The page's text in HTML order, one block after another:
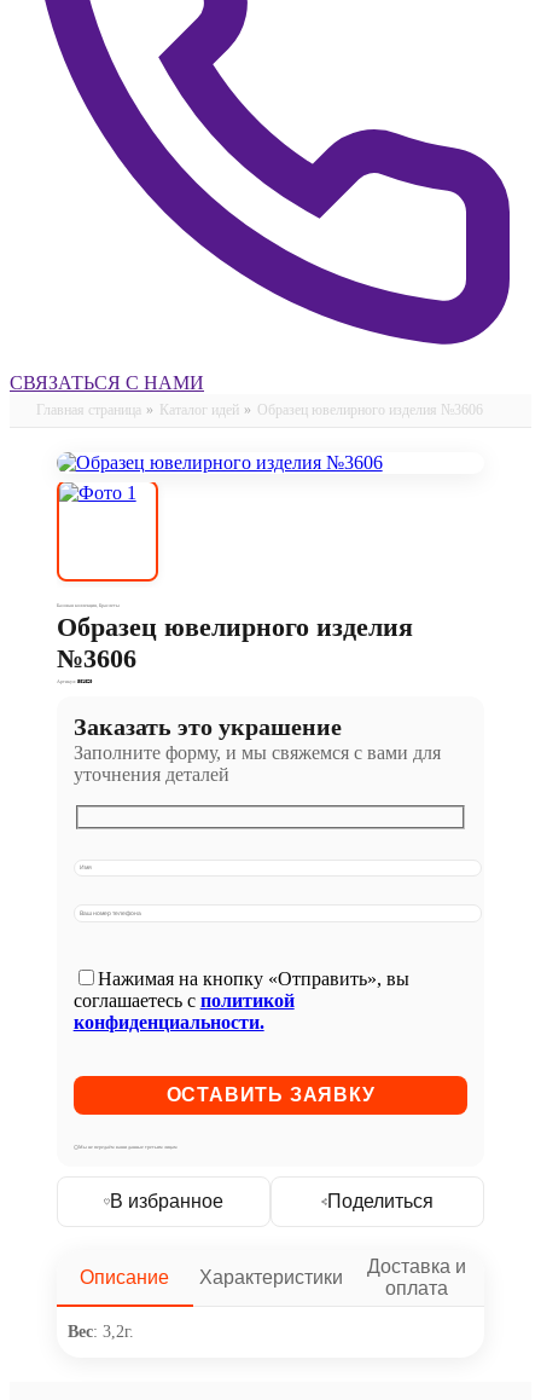
СВЯЗАТЬСЯ С НАМИ
Главная страница » Каталог идей » Образец ювелирного изделия №3606
Базовая коллекция, Браслеты
Образец ювелирного изделия
№3606
Артикул: 501020
Заказать это украшение
Заполните форму, и мы свяжемся с вами для
уточнения деталей
Нажимая на кнопку «Отправить», вы
соглашаетесь с политикой
конфиденциальности.
Мы не передаём ваши данные третьим лицам
В избранное Поделиться
Описание Характеристики
Доставка и
оплата
Вес: 3,2г.